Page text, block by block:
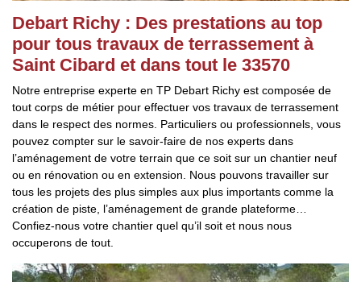
Debart Richy : Des prestations au top
pour tous travaux de terrassement à
Saint Cibard et dans tout le 33570
Notre entreprise experte en TP Debart Richy est composée de
tout corps de métier pour effectuer vos travaux de terrassement
dans le respect des normes. Particuliers ou professionnels, vous
pouvez compter sur le savoir-faire de nos experts dans
l’aménagement de votre terrain que ce soit sur un chantier neuf
ou en rénovation ou en extension. Nous pouvons travailler sur
tous les projets des plus simples aux plus importants comme la
création de piste, l’aménagement de grande plateforme…
Confiez-nous votre chantier quel qu’il soit et nous nous
occuperons de tout.